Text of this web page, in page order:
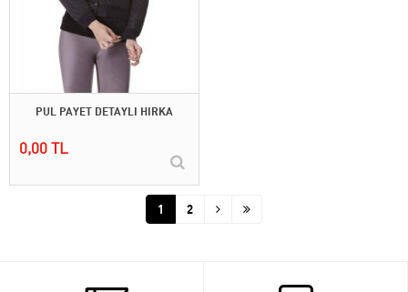
PUL PAYET DETAYLI HIRKA
0,00 TL
1 2